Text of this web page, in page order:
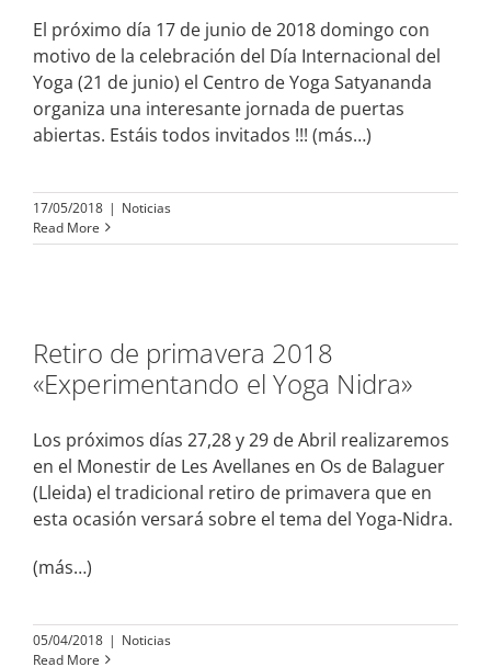
El próximo día 17 de junio de 2018 domingo con
motivo de la celebración del Día Internacional del
Yoga (21 de junio) el Centro de Yoga Satyananda
organiza una interesante jornada de puertas
abiertas. Estáis todos invitados !!! (más…)
17/05/2018 | Noticias
Read More
Retiro de primavera 2018
«Experimentando el Yoga Nidra»
Los próximos días 27,28 y 29 de Abril realizaremos
en el Monestir de Les Avellanes en Os de Balaguer
(Lleida) el tradicional retiro de primavera que en
esta ocasión versará sobre el tema del Yoga-Nidra.
(más…)
05/04/2018 | Noticias
Read More